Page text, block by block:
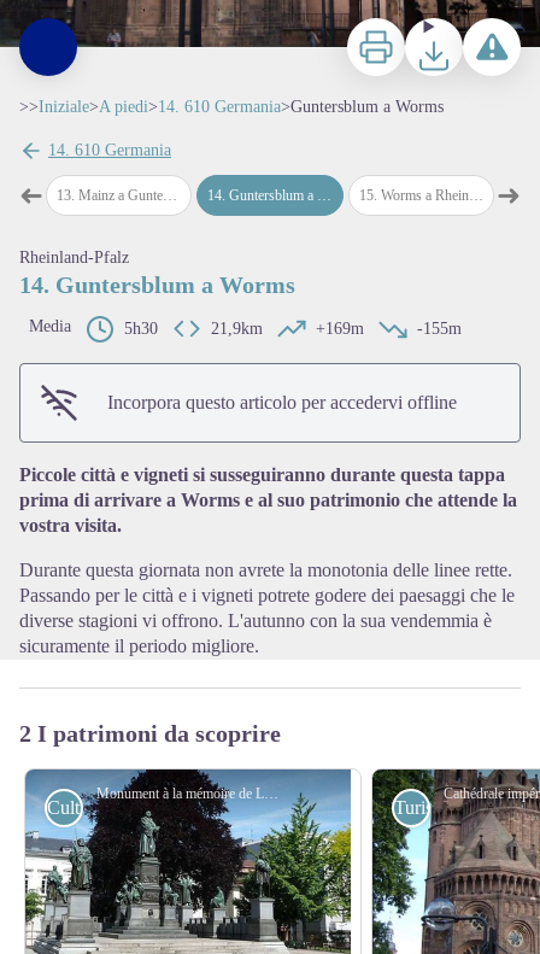
View picture in full screen
StampaScaricareSegnala
>>Iniziale>A piedi>14. 610 Germania>Guntersblum a Worms
14. 610 Germania
➜Passo precedente
13. Mainz a Guntersblum 14.Guntersblum a Worms 15. Worms a Rheingonheim 16
➜
Rheinland-Pfalz
14. Guntersblum a Worms
Media 5h30 21,9km +169m -155m
Incorpora questo articolo per accedervi offline
Piccole città e vigneti si susseguiranno durante questa tappa
prima di arrivare a Worms e al suo patrimonio che attende la
vostra visita.
Durante questa giornata non avrete la monotonia delle linee rette.
Passando per le città e i vigneti potrete godere dei paesaggi che le
diverse stagioni vi offrono. L'autunno con la sua vendemmia è
sicuramente il periodo migliore.
2 I patrimoni da scoprire
Monument à la mémoire de Luther - Wikimedia CommonsEmmanuel Giel
Culturali Turistiche